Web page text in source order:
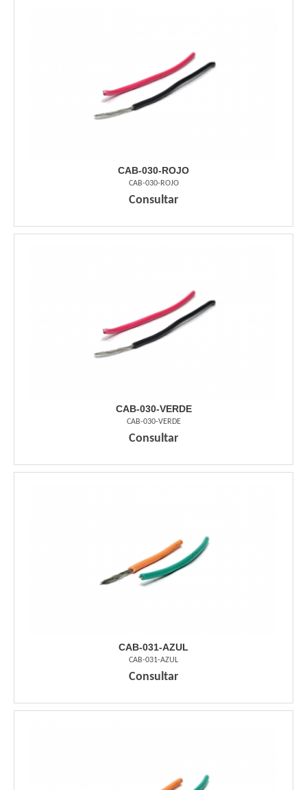
CAB-030-ROJO
CAB-030-ROJO
Consultar
CAB-030-VERDE
CAB-030-VERDE
Consultar
CAB-031-AZUL
CAB-031-AZUL
Consultar